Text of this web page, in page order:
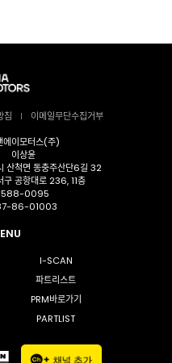
침
이메일무단수집거부
에이모터스(주)
이상윤
산척면 동충주산단6길 32
구 공항대로 236, 11층
0095
86-01003
I-SCAN
파트리스트
PRM바로가기
PARTLIST